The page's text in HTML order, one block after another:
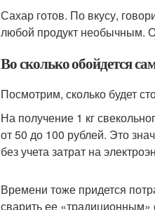
Сахар готов. По вкусу,
любой продукт необычным.
Во сколько обойдется
Посмотрим, сколько будет
На получение 1 кг
от 50 до 100 рублей. Это
без учета затрат на
Времени тоже придется
сварить ее